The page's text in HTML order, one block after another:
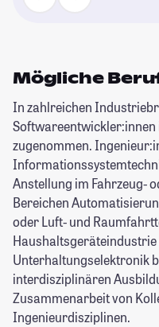
Mögliche
In zahlreichen
zugenommen.
Anstellung im Fahrzeug-
Bereichen
oder Luft- und
Haushaltsgeräteindustrie
Unterhaltungselektronik
interdisziplinären
Zusammenarbeit von
Ingenieurdisziplinen.